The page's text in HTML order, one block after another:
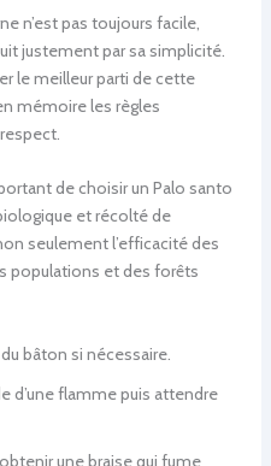
n’est pas toujours facile,
justement par sa simplicité.
le meilleur parti de cette
mémoire les règles
de choisir un Palo santo
et récolté de
seulement l’efficacité des
populations et des forêts
bâton si nécessaire.
d’une flamme puis attendre
une braise qui fume